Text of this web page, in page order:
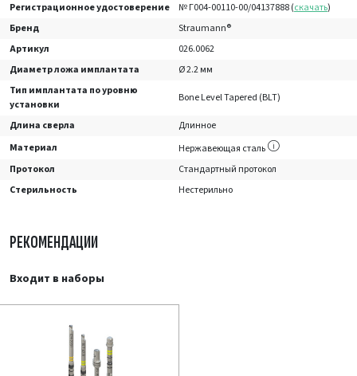
Регистрационное удостоверение
№ Г004-00110-00/04137888 (скачать)
Бренд
Straumann®
Артикул
026.0062
Диаметр ложа имплантата
Ø 2.2 мм
Тип имплантата по уровню
установки
Bone Level Tapered (BLT)
Длина сверла
Длинное
Материал
Нержавеющая сталь
Протокол
Стандартный протокол
Стерильность
Нестерильно
РЕКОМЕНДАЦИИ
Входит в наборы